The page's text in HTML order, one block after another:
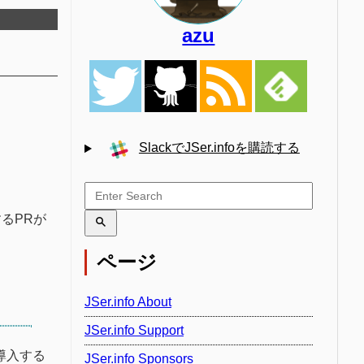
PRが
入する
azu
SlackでJSer.infoを購読する
ページ
JSer.info About
JSer.info Support
JSer.info Sponsors